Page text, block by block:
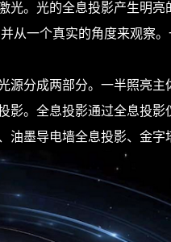
。光的全息投影产生明亮
从一个真实的角度来观察
分成两部分。一半照亮主
。全息投影通过全息投
墨导电墙全息投影、金字